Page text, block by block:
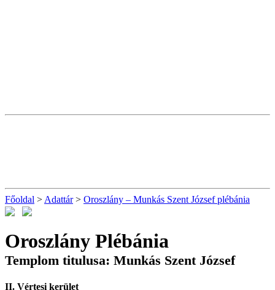
Főoldal > Adattár> Oroszlány – Munkás Szent József plébánia
Oroszlány Plébánia
Templom titulusa: Munkás Szent József
II. Vértesi kerület